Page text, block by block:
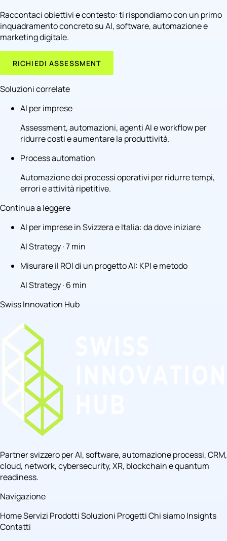
Raccontaci obiettivi e contesto: ti rispondiamo con un primo
inquadramento concreto su AI, software, automazione e
marketing digitale.
RICHIEDI ASSESSMENT
Soluzioni correlate
AI per imprese
Assessment, automazioni, agenti AI e workflow per
ridurre costi e aumentare la produttività.
Process automation
Automazione dei processi operativi per ridurre tempi,
errori e attività ripetitive.
Continua a leggere
AI per imprese in Svizzera e Italia: da dove iniziare
AI Strategy · 7 min
Misurare il ROI di un progetto AI: KPI e metodo
AI Strategy · 6 min
Swiss Innovation Hub
Partner svizzero per AI, software, automazione processi, CRM,
cloud, network, cybersecurity, XR, blockchain e quantum
readiness.
Navigazione
HomeServizi ProdottiSoluzioni ProgettiChi siamoInsights
Contatti